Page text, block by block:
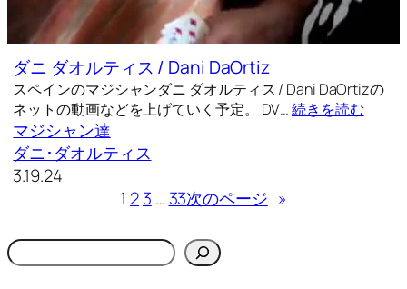
ダニ ダオルティス / Dani DaOrtiz
スペインのマジシャンダニ ダオルティス / Dani DaOrtizの
ネットの動画などを上げていく予定。 DV…続きを読む
マジシャン達
ダニ･ダオルティス
3.19.24
1 23 … 33次のページ »
検
索